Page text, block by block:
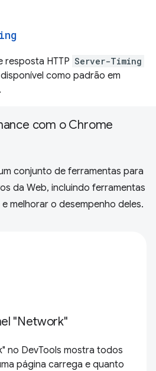
resposta HTTP Server-Timing
como padrão em
com o Chrome
conjunto de ferramentas para
da Web, incluindo ferramentas
melhorar o desempenho deles.
"Network"
no DevTools mostra todos
página carrega e quanto